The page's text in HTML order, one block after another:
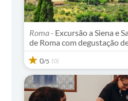
Roma - Excursão a Siena e
de Roma com degustação
0/5 (0)